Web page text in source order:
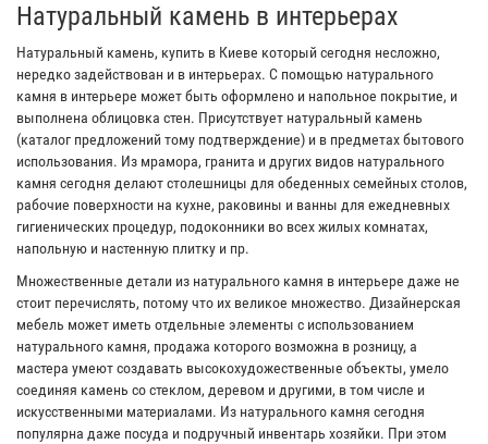
Натуральный камень в интерьерах
Натуральный камень, купить в Киеве который сегодня несложно,
нередко задействован и в интерьерах. С помощью натурального
камня в интерьере может быть оформлено и напольное покрытие, и
выполнена облицовка стен. Присутствует натуральный камень
(каталог предложений тому подтверждение) и в предметах бытового
использования. Из мрамора, гранита и других видов натурального
камня сегодня делают столешницы для обеденных семейных столов,
рабочие поверхности на кухне, раковины и ванны для ежедневных
гигиенических процедур, подоконники во всех жилых комнатах,
напольную и настенную плитку и пр.
Множественные детали из натурального камня в интерьере даже не
стоит перечислять, потому что их великое множество. Дизайнерская
мебель может иметь отдельные элементы с использованием
натурального камня, продажа которого возможна в розницу, а
мастера умеют создавать высокохудожественные объекты, умело
соединяя камень со стеклом, деревом и другими, в том числе и
искусственными материалами. Из натурального камня сегодня
популярна даже посуда и подручный инвентарь хозяйки. При этом